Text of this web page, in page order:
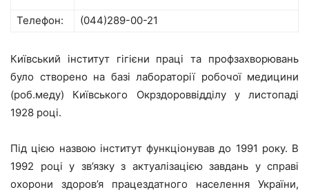
Телефон: (044)289-00-21
Київський інститут гігієни праці та профзахворювань
було створено на базі лабораторії робочої медицини
(роб.меду) Київського Окрздороввідділу у листопаді
1928 році.
Під цією назвою інститут функціонував до 1991 року. В
1992 році у зв’язку з актуалізацією завдань у справі
охорони здоров’я працездатного населення України,